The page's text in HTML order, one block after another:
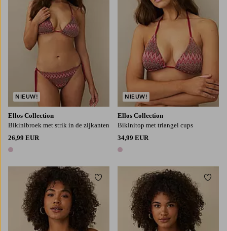
Ellos Collection
Bikinibroek met strik in de zijkanten
26,99 EUR
1 kleur
NIEUW!
Ellos Collection
Bikinitop met triangel cups
34,99 EUR
1 kleur
NIEUW!
Toevoegen aan favorieten